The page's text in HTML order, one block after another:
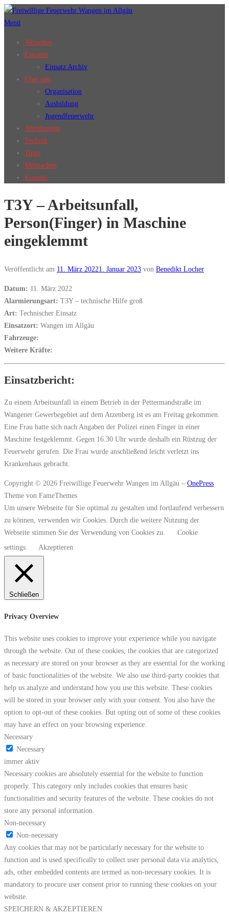
Zum
Inhalt
Menü
Aktuelles
Einsätze
Einsatz Archiv
Über uns
Organisation
Ausbildung
Jugendfeuerwehr
Abteilungen
Technik
Tipps
Mitmachen
Kontakt
T3Y – Arbeitsunfall,
Person(Finger) in Maschine
eingeklemmt
Veröffentlicht am 11. März 20221. Januar 2023 von Benedikt Locher
Datum: 11. März 2022
Alarmierungsart: T3Y – technische Hilfe groß
Art: Technischer Einsatz
Einsatzort: Wangen im Allgäu
Fahrzeuge:
Weitere Kräfte:
Einsatzbericht:
Zu einem Arbeitsunfall in einem Betrieb in der Pettermandstraße im
Wangener Gewerbegebiet auf dem Atzenberg ist es am Freitag gekommen.
Eine Frau hatte sich nach Angaben der Polizei einen Finger in einer
Maschine festgeklemmt. Gegen 16.30 Uhr wurde deshalb ein Rüstzug der
Feuerwehr gerufen. Die Frau wurde anschließend leicht verletzt ins
Krankenhaus gebracht.
Copyright © 2026 Freiwillige Feuerwehr Wangen im Allgäu – OnePress
Theme von FameThemes
Um unsere Webseite für Sie optimal zu gestalten und fortlaufend verbessern
zu können, verwenden wir Cookies. Durch die weitere Nutzung der
Webseite stimmen Sie der Verwendung von Cookies zu.
Cookie
settings
Akzeptieren
Schließen
Privacy Overview
This website uses cookies to improve your experience while you navigate
through the website. Out of these cookies, the cookies that are categorized
as necessary are stored on your browser as they are essential for the working
of basic functionalities of the website. We also use third-party cookies that
help us analyze and understand how you use this website. These cookies
will be stored in your browser only with your consent. You also have the
option to opt-out of these cookies. But opting out of some of these cookies
may have an effect on your browsing experience.
Necessary
Necessary
immer aktiv
Necessary cookies are absolutely essential for the website to function
properly. This category only includes cookies that ensures basic
functionalities and security features of the website. These cookies do not
store any personal information.
Non-necessary
Non-necessary
Any cookies that may not be particularly necessary for the website to
function and is used specifically to collect user personal data via analytics,
ads, other embedded contents are termed as non-necessary cookies. It is
mandatory to procure user consent prior to running these cookies on your
website.
SPEICHERN & AKZEPTIEREN